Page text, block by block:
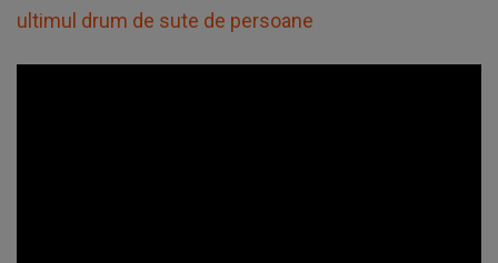
ultimul drum de sute de persoane